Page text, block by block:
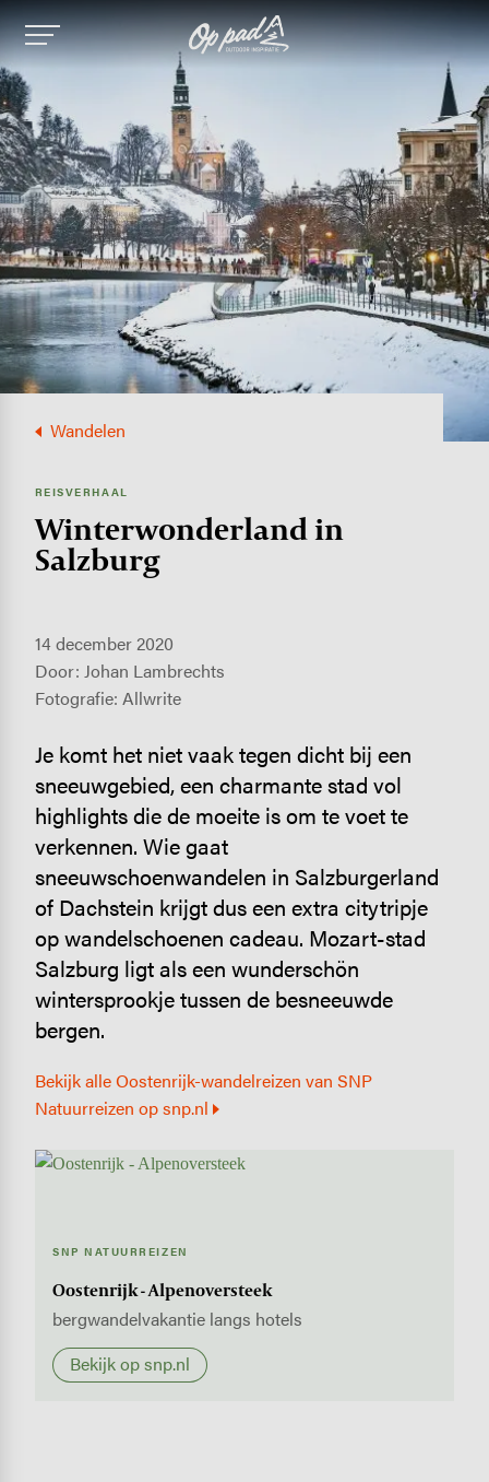
Image
Wandelen
REISVERHAAL
Winter­won­der­land in
Salzburg
14 december 2020
Door: Johan Lambrechts
Fotografie: Allwrite
SNP NATUURREIZEN
Oostenrijk - Alpenoversteek
bergwandelvakantie langs hotels
Bekijk op snp.nl
Je komt het niet vaak tegen dicht bij een
sneeuwgebied, een charmante stad vol
highlights die de moeite is om te voet te
verkennen. Wie gaat
sneeuwschoenwandelen in Salzburgerland
of Dachstein krijgt dus een extra citytripje
op wandelschoenen cadeau. Mozart-stad
Salzburg ligt als een wunderschön
wintersprookje tussen de besneeuwde
bergen.
Bekijk alle Oostenrijk-wandelreizen van SNP
Natuurreizen op snp.nl